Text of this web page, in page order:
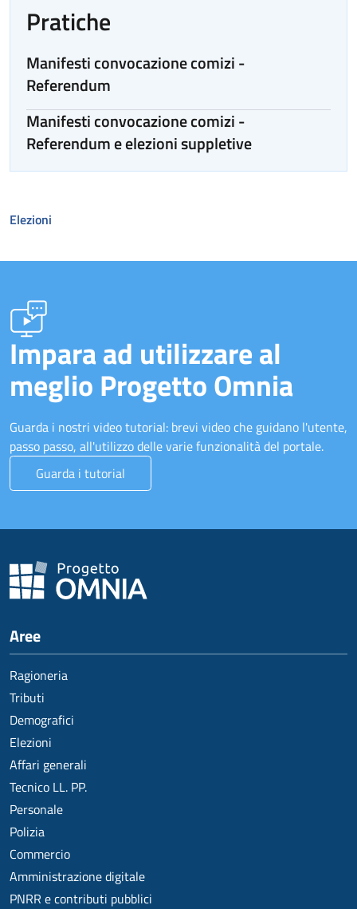
Pratiche
Manifesti convocazione comizi -
Referendum
Manifesti convocazione comizi -
Referendum e elezioni suppletive
Elezioni
Impara ad utilizzare al
meglio Progetto Omnia
Guarda i nostri video tutorial: brevi video che guidano l'utente,
passo passo, all'utilizzo delle varie funzionalità del portale.
Guarda i tutorial
Aree
Ragioneria
Tributi
Demografici
Elezioni
Affari generali
Tecnico LL. PP.
Personale
Polizia
Commercio
Amministrazione digitale
PNRR e contributi pubblici